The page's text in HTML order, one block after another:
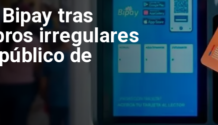
tras
irregulares
de